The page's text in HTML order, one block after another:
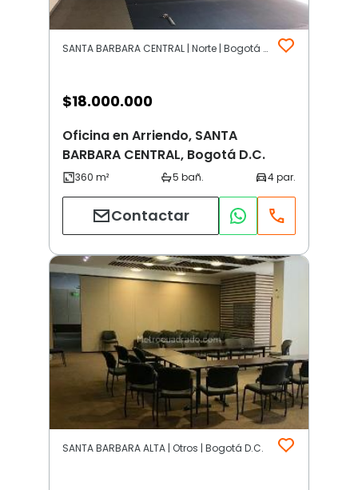
SANTA BARBARA CENTRAL | Norte | Bogotá D.C.
$18.000.000
Oficina en Arriendo, SANTA
BARBARA CENTRAL, Bogotá D.C.
Contactar
SANTA BARBARA ALTA | Otros | Bogotá D.C.